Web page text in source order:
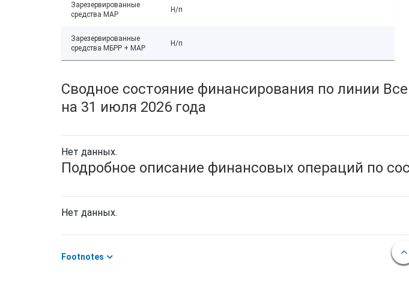
Зарезервированные
средства МАР
Н/п
Зарезервированные
средства МБРР + МАР
Н/п
Сводное состояние финансирования по линии
на 31 июля 2026 года
Нет данных.
Подробное описание финансовых операций по
Нет данных.
Footnotes